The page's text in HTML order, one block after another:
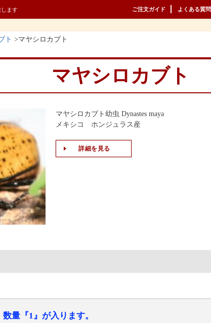
します ご注文ガイド よくある質問
ト マヤシロカブト
マヤシロカブト
マヤシロカブト幼虫 Dynastes maya
メキシコ ホンジュラス産
詳細を見る
量『1』が入ります。